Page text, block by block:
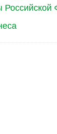
Российской